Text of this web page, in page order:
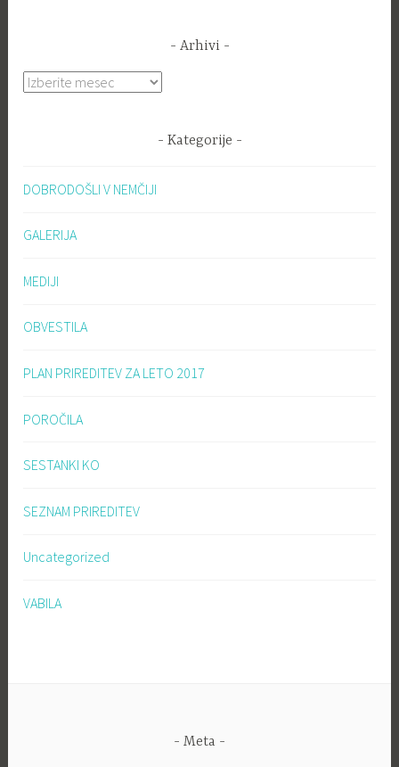
Arhivi
Arhivi
Kategorije
DOBRODOŠLI V NEMČIJI
GALERIJA
MEDIJI
OBVESTILA
PLAN PRIREDITEV ZA LETO 2017
POROČILA
SESTANKI KO
SEZNAM PRIREDITEV
Uncategorized
VABILA
Meta